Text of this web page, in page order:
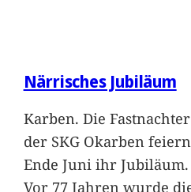
Närrisches Jubiläum
Karben. Die Fastnachter
der SKG Okarben feiern
Ende Juni ihr Jubiläum.
Vor 77 Jahren wurde